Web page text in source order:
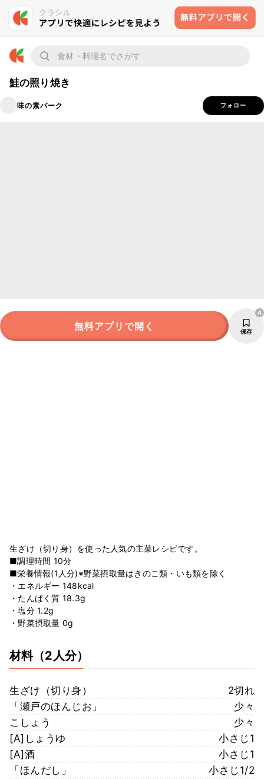
鮭の照り焼き
味の素パーク フォロー
無料アプリで開く 保存
4
生ざけ（切り身）を使った人気の主菜レシピです。
■調理時間 10分
■栄養情報(1人分)※野菜摂取量はきのこ類・いも類を除く
・エネルギー 148kcal
・たんぱく質 18.3g
・塩分 1.2g
・野菜摂取量 0g
材料（2人分）
生ざけ（切り身）
2切れ
「瀬戸のほんじお」
少々
こしょう
少々
[A]しょうゆ
小さじ1
[A]酒
小さじ1
「ほんだし」
小さじ1/2